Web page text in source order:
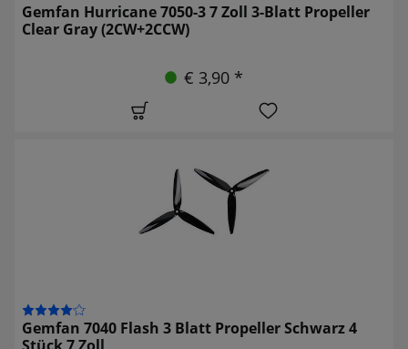
Gemfan Hurricane 7050-3 7 Zoll 3-Blatt Propeller
Clear Gray (2CW+2CCW)
€ 3,90 *
Gemfan 7040 Flash 3 Blatt Propeller Schwarz 4